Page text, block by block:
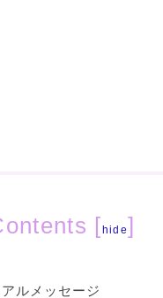
[hide]
ルメッセージ